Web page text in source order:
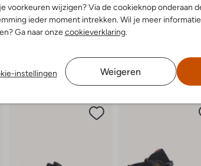
voorkeuren wijzigen? Via de cookieknop onderaan
ieder moment intrekken. Wil je meer
Ga naar onzecookieverklaring.
instellingen Weigeren